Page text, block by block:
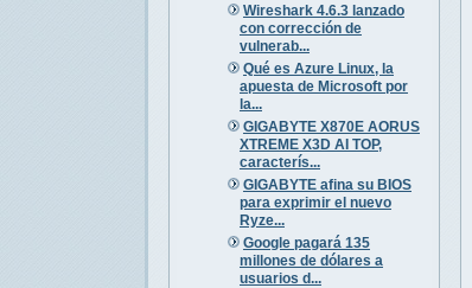
Wireshark 4.6.3 lanzado
con corrección de
vulnerab...
Qué es Azure Linux, la
apuesta de Microsoft por
la...
GIGABYTE X870E AORUS
XTREME X3D AI TOP,
caracterís...
GIGABYTE afina su BIOS
para exprimir el nuevo
Ryze...
Google pagará 135
millones de dólares a
usuarios d...